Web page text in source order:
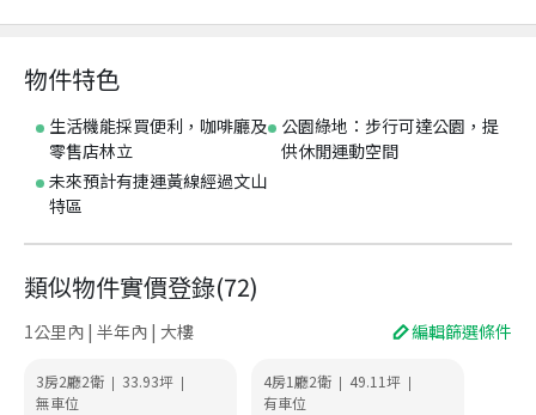
物件特色
生活機能採買便利，咖啡廳及
零售店林立
公園綠地：步行可達公園，提
供休閒運動空間
未來預計有捷運黃線經過文山
特區
類似物件實價登錄(72)
1公里內 | 半年內 | 大樓 編輯篩選條件
3房2廳2衛 | 33.93坪 |
無車位
4房1廳2衛 | 49.11坪 |
有車位